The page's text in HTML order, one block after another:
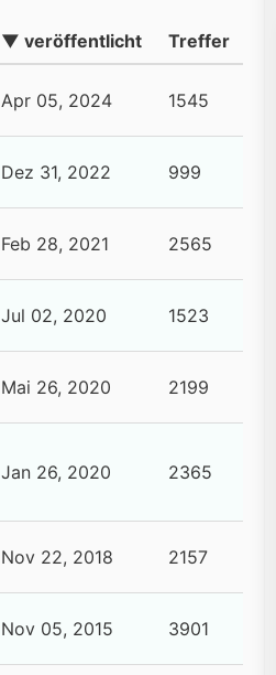
▼ veröffentlicht Treffer
Apr 05, 2024 1545
Dez 31, 2022 999
Feb 28, 2021 2565
Jul 02, 2020 1523
Mai 26, 2020 2199
Jan 26, 2020 2365
Nov 22, 2018 2157
Nov 05, 2015 3901